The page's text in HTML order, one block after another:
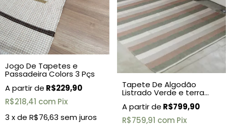
Jogo De Tapetes e
Passadeira Colors 3 Pçs
R$229,90
R$218,41 com Pix
3 x de R$76,63 sem juros
Tapete De Algodão
Listrado Verde e terra
R$799,90
R$759,91 com Pix